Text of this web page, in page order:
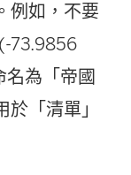
例如，不要
73.9856
為「帝國
「清單」